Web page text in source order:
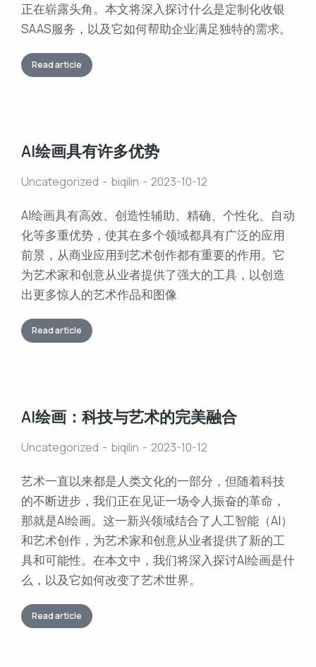
正在崭露头角。本文将深入探讨什么是定制化收银
SAAS服务，以及它如何帮助企业满足独特的需求。
Read article
AI绘画具有许多优势
Uncategorized biqilin 2023-10-12
AI绘画具有高效、创造性辅助、精确、个性化、自动
化等多重优势，使其在多个领域都具有广泛的应用
前景，从商业应用到艺术创作都有重要的作用。它
为艺术家和创意从业者提供了强大的工具，以创造
出更多惊人的艺术作品和图像
Read article
AI绘画：科技与艺术的完美融合
Uncategorized biqilin 2023-10-12
艺术一直以来都是人类文化的一部分，但随着科技
的不断进步，我们正在见证一场令人振奋的革命，
那就是AI绘画。这一新兴领域结合了人工智能（AI）
和艺术创作，为艺术家和创意从业者提供了新的工
具和可能性。在本文中，我们将深入探讨AI绘画是什
么，以及它如何改变了艺术世界。
Read article